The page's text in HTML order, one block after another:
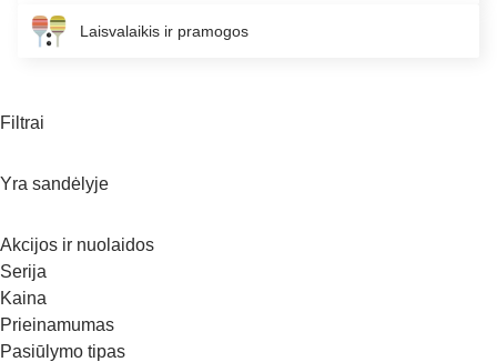
Laisvalaikis ir pramogos
Filtrai
Yra sandėlyje
Akcijos ir nuolaidos
Serija
Kaina
Prieinamumas
Pasiūlymo tipas